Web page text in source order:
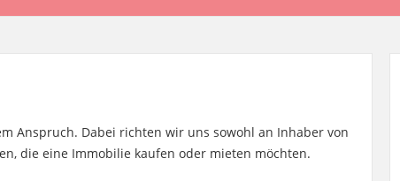
Anspruch. Dabei richten wir uns sowohl an Inhaber von
die eine Immobilie kaufen oder mieten möchten.